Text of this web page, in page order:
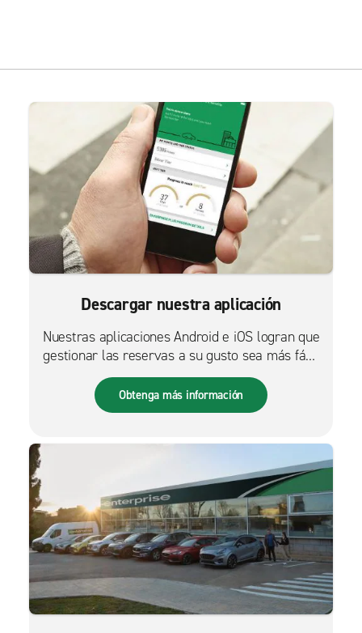
Descargar nuestra aplicación
Nuestras aplicaciones Android e iOS logran que
gestionar las reservas a su gusto sea más fácil
que nunca.
Obtenga más información